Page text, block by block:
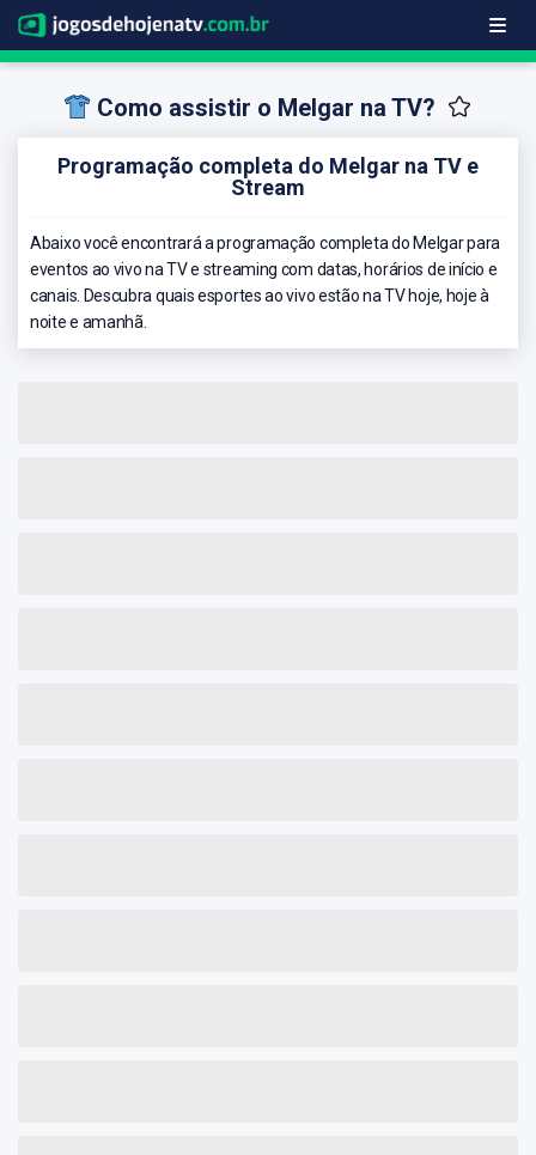
Como assistir o Melgar na TV?
Programação completa do Melgar na TV e
Stream
Abaixo você encontrará a programação completa do Melgar para
eventos ao vivo na TV e streaming com datas, horários de início e
canais. Descubra quais esportes ao vivo estão na TV hoje, hoje à
noite e amanhã.